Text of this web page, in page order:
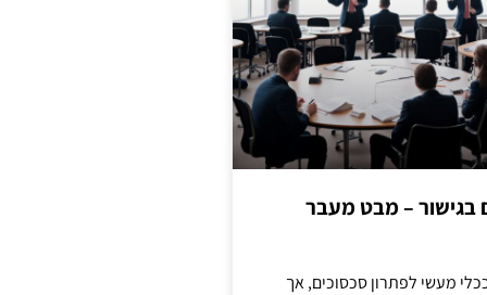
בגישור – מבט מעבר
מעשי לפתרון סכסוכים, אך